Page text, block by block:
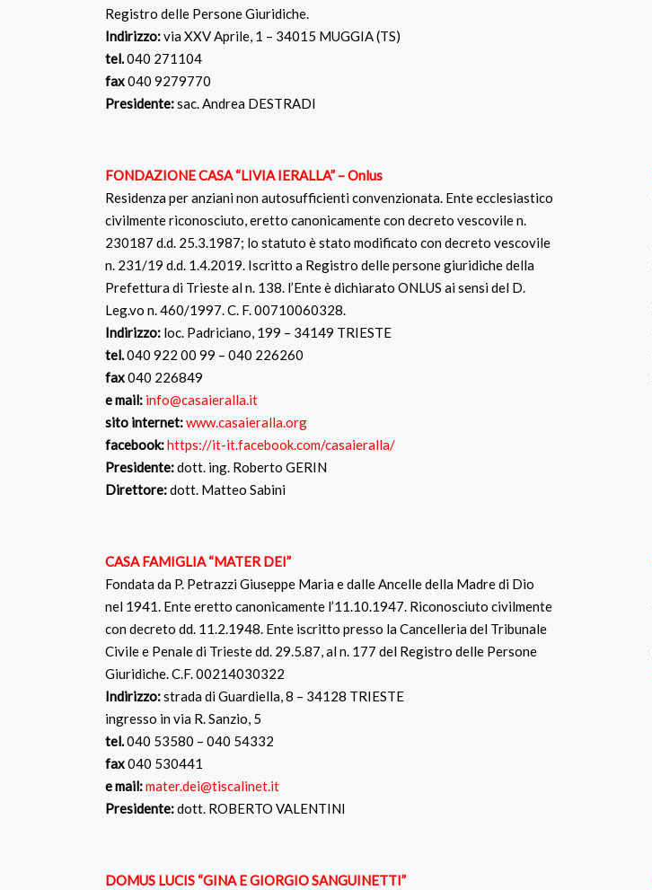
Registro delle Persone Giuridiche.
Indirizzo:via XXV Aprile, 1 – 34015 MUGGIA (TS)
tel.040 271104
fax040 9279770
Presidente:sac. Andrea DESTRADI
FONDAZIONE CASA “LIVIA IERALLA” – Onlus
Residenza per anziani non autosufficienti convenzionata. Ente ecclesiastico
civilmente riconosciuto, eretto canonicamente con decreto vescovile n.
230187 d.d. 25.3.1987; lo statuto è stato modificato con decreto vescovile
n. 231/19 d.d. 1.4.2019. Iscritto a Registro delle persone giuridiche della
Prefettura di Trieste al n. 138. l’Ente è dichiarato ONLUS ai sensi del D.
Leg.vo n. 460/1997. C. F. 00710060328.
Indirizzo: loc. Padriciano, 199 – 34149 TRIESTE
tel.040 922 00 99 – 040 226260
fax040 226849
e mail: info@casaieralla.it
sito internet:www.casaieralla.org
facebook:https://it-it.facebook.com/casaieralla/
Presidente:dott. ing. Roberto GERIN
Direttore:dott. Matteo Sabini
CASA FAMIGLIA “MATER DEI”
Fondata da P. Petrazzi Giuseppe Maria e dalle Ancelle della Madre di Dio
nel 1941. Ente eretto canonicamente l’11.10.1947. Riconosciuto civilmente
con decreto dd. 11.2.1948. Ente iscritto presso la Cancelleria del Tribunale
Civile e Penale di Trieste dd. 29.5.87, al n. 177 del Registro delle Persone
Giuridiche. C.F. 00214030322
Indirizzo:strada di Guardiella, 8 – 34128 TRIESTE
ingresso in via R. Sanzio, 5
tel.040 53580 – 040 54332
fax040 530441
e mail:mater.dei@tiscalinet.it
Presidente:dott. ROBERTO VALENTINI
DOMUS LUCIS “GINA E GIORGIO SANGUINETTI”